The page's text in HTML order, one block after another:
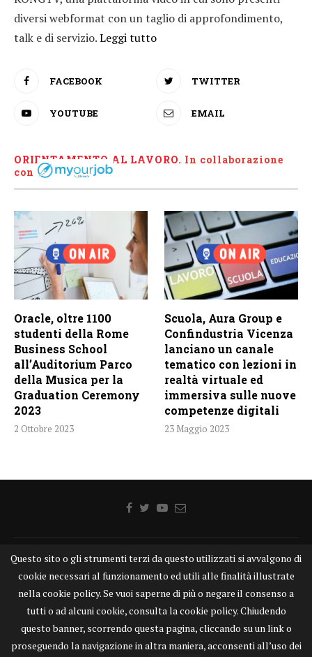
diversi webformat con un taglio di approfondimento,
talk e di servizio.Leggi tutto
FACEBOOK TWITTER
YOUTUBE EMAIL
ORIENTAMENTO AL LAVORO. In collaborazione
con
Oracle, oltre 1100
studenti della Rome
Business School
all’Auditorium Parco
della Musica per la
Graduation Ceremony
2023
2 Ottobre 2023
Scuola, Aura Group e
Confindustria Vicenza
lanciano un canale
tematico con lezioni in
realtà virtuale ed
immersiva sulle nuove
competenze digitali
23 Maggio 2023
Home Chi siamo Disclaimer Cookie Contatti
Privacy Policy KONGTV
KONGnews ©KONG Comunicazione s.r.l. - P.IVA: 15049871005
Alcune delle foto pubblicate su KONGnews.it sono state prese da Internet,
e valutate di pubblico dominio. Qualora i soggetti o gli autori delle stesse
avessero qualcosa da eccepire alla loro pubblicazione, non esitino a
Questo sito o gli strumenti terzi da questo utilizzati si avvalgono di
cookie necessari al funzionamento ed utili alle finalità illustrate
nella cookie policy. Se vuoi saperne di più o negare il consenso a
tutti o ad alcuni cookie, consulta la cookie policy. Chiudendo
questo banner, scorrendo questa pagina, cliccando su un link o
proseguendo la navigazione in altra maniera, acconsenti all’uso dei